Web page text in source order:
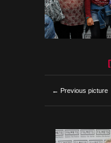
← Previous picture